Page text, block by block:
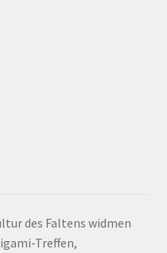
des Faltens widmen
Treffen,